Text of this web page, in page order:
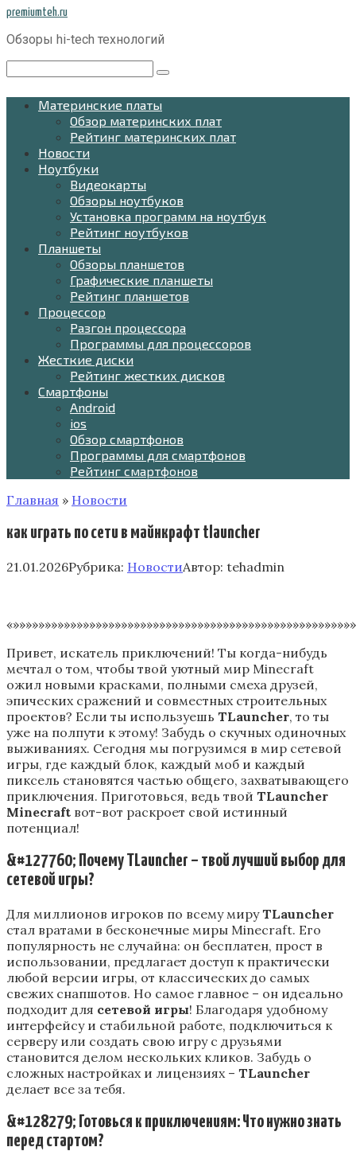
Перейти
контенту
premiumteh.ru
Обзоры hi-tech технологий
Материнские платы
Обзор материнских плат
Рейтинг материнских плат
Новости
Ноутбуки
Видеокарты
Обзоры ноутбуков
Установка программ на ноутбук
Рейтинг ноутбуков
Планшеты
Обзоры планшетов
Графические планшеты
Рейтинг планшетов
Процессор
Разгон процессора
Программы для процессоров
Жесткие диски
Рейтинг жестких дисков
Смартфоны
Android
ios
Обзор смартфонов
Программы для смартфонов
Рейтинг смартфонов
Главная » Новости
как играть по сети в майнкрафт tlauncher
21.01.2026Рубрика: НовостиАвтор: tehadmin
Привет, искатель приключений! Ты когда-нибудь
мечтал о том, чтобы твой уютный мир Minecraft
ожил новыми красками, полными смеха друзей,
эпических сражений и совместных строительных
проектов? Если ты используешь TLauncher, то ты
уже на полпути к этому! Забудь о скучных одиночных
выживаниях. Сегодня мы погрузимся в мир сетевой
игры, где каждый блок, каждый моб и каждый
пиксель становятся частью общего, захватывающего
приключения. Приготовься, ведь твой TLauncher
Minecraft вот-вот раскроет свой истинный
потенциал!
&#127760; ПочемуTLauncher – твой лучший выбор для
сетевой игры?
Для миллионов игроков по всему миру TLauncher
стал вратами в бесконечные миры Minecraft. Его
популярность не случайна: он бесплатен, прост в
использовании, предлагает доступ к практически
любой версии игры, от классических до самых
свежих снапшотов. Но самое главное – он идеально
подходит для сетевой игры! Благодаря удобному
интерфейсу и стабильной работе, подключиться к
серверу или создать свою игру с друзьями
становится делом нескольких кликов. Забудь о
сложных настройках и лицензиях – TLauncher
делает все за тебя.
&#128279; Готовься к приключениям: Что нужно знать
перед стартом?